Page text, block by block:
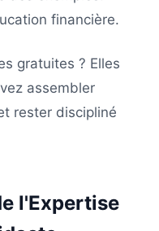
financière.
gratuites ? Elles
assembler
rester discipliné
l'Expertise